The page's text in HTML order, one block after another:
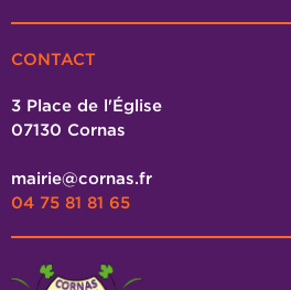
CONTACT
3 Place de l'Église
07130 Cornas
mairie@cornas.fr
04 75 81 81 65